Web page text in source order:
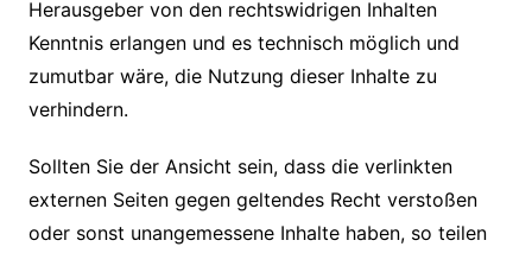
Herausgeber von den rechtswidrigen Inhalten
Kenntnis erlangen und es technisch möglich und
zumutbar wäre, die Nutzung dieser Inhalte zu
verhindern.
Sollten Sie der Ansicht sein, dass die verlinkten
externen Seiten gegen geltendes Recht verstoßen
oder sonst unangemessene Inhalte haben, so teilen